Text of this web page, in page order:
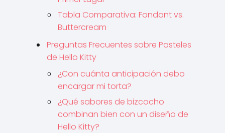
Tabla Comparativa: Fondant vs.
Buttercream
Preguntas Frecuentes sobre Pasteles
de Hello Kitty
¿Con cuánta anticipación debo
encargar mi torta?
¿Qué sabores de bizcocho
combinan bien con un diseño de
Hello Kitty?